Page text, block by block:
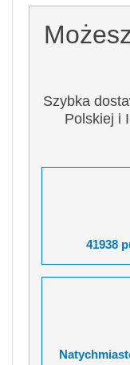
Szybka
Polskiej i
41938